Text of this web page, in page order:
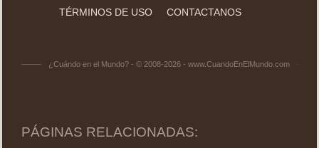
TÉRMINOS DE USO
CONTACTANOS
¿Cuándo en el Mundo? - © 2008-2026 - www.CuandoEnElMundo.com
PÁGINAS RELACIONADAS: